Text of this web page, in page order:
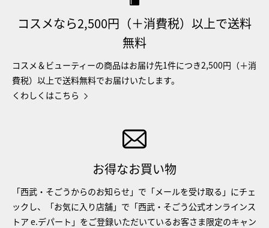
コスメなら2,500円（＋消費税）以上で送料
無料
コスメ＆ビューティーの商品はお届け先1件につき2,500円（＋消
費税）以上で送料無料でお届けいたします。
くわしくはこちら
お得なお買い物
「西武・そごうからのお知らせ」で「メールを受け取る」にチェ
ックし、「お気に入り店舗」で「西武・そごう公式オンラインス
トア e.デパート」をご登録いただいているお客さま限定のキャン